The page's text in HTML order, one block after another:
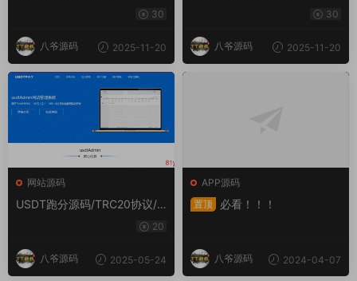
30
八爷源码 2025-11-20
奖竞猜/自定义赛事/冠军优胜
猜游戏胜负竞猜系统源码/台球
有奖竞猜/自定义赛事/冠军优
胜猜
30
八爷源码 2025-11-20
网站源码
USDT跑分源码/TRC20协议/E
RC20协议监听自动回调/usdt
支付系统源码(带三级分销)
20
八爷源码 2025-05-24
APP源码
置顶
必看！！！
八爷源码 2024-04-07